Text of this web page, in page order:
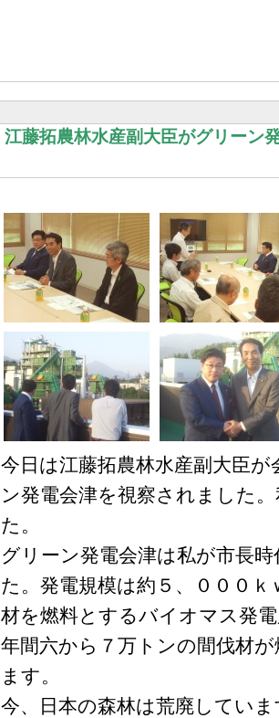
江藤拓農林水産副大臣がグリーン
今日は江藤拓農林水産副大臣
ン発電会津を視察されました
た。
グリーン発電会津は私が市長
た。発電規模は約５、０００
材を燃料とするバイオマス発
年間六から７万トンの間伐材
ます。
今、日本の森林は荒廃してい